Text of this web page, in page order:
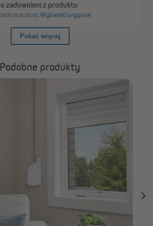
Podobne produkty